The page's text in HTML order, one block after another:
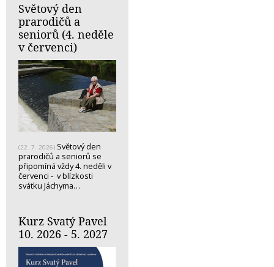
Světový den
prarodičů a
seniorů (4. neděle
v červenci)
(22. 7. 2026) Světový den
prarodičů a seniorů se
připomíná vždy 4. neděli v
červenci - v blízkosti
svátku Jáchyma…
Kurz Svatý Pavel
10. 2026 - 5. 2027